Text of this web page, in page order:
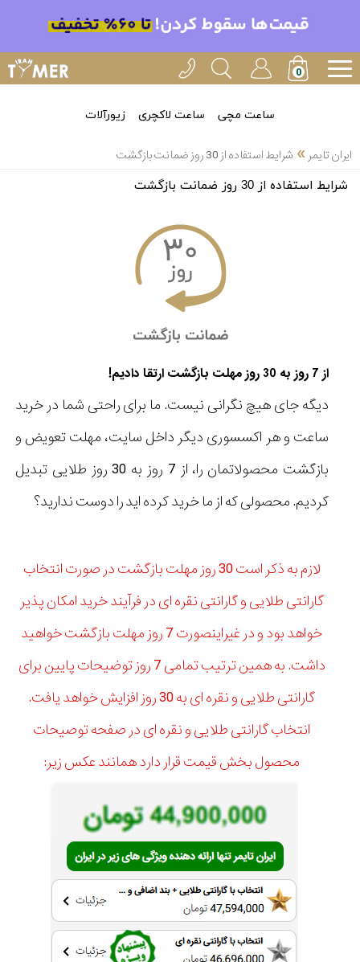
ساعت مچی ساعت لاکچری زیورآلات
ایران تایمر » شرایط استفاده از 30 روز ضمانت بازگشت
شرایط استفاده از 30 روز ضمانت بازگشت
از 7 روز به 30 روز مهلت بازگشت ارتقا دادیم!
دیگه جای هیچ نگرانی نیست. ما برای راحتی شما در خرید
ساعت و هر اکسسوری دیگر داخل سایت، مهلت تعویض و
بازگشت محصولاتمان را، از 7 روز به 30 روز طلایی تبدیل
کردیم. محصولی که از ما خرید کرده اید را دوست ندارید؟
لازم به ذکر است 30 روز مهلت بازگشت در صورت انتخاب
گارانتی طلایی و گارانتی نقره ای در فرآیند خرید امکان پذیر
خواهد بود و در غیراینصورت 7 روز مهلت بازگشت خواهید
داشت. به همین ترتیب تمامی 7 روز توضیحات پایین برای
گارانتی طلایی و نقره ای به 30 روز افزایش خواهد یافت.
انتخاب گارانتی طلایی و نقره ای در صفحه توصیحات
محصول بخش قیمت قرار دارد همانند عکس زیر: